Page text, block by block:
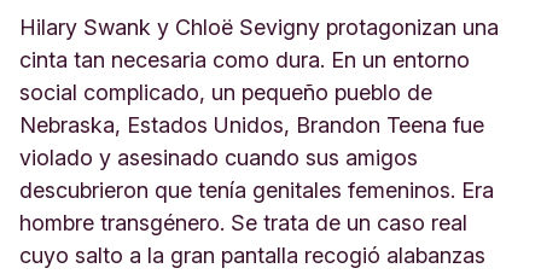
Hilary Swank y Chloë Sevigny protagonizan una
cinta tan necesaria como dura. En un entorno
social complicado, un pequeño pueblo de
Nebraska, Estados Unidos, Brandon Teena fue
violado y asesinado cuando sus amigos
descubrieron que tenía genitales femeninos. Era
hombre transgénero. Se trata de un caso real
cuyo salto a la gran pantalla recogió alabanzas